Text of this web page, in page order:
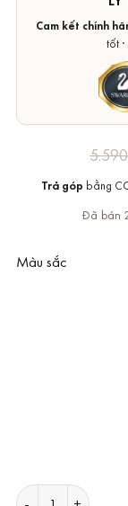
Cam kết chính
tốt
Trả góp bằng
Đã bán
Màu sắc
Nhẫn Swarovski